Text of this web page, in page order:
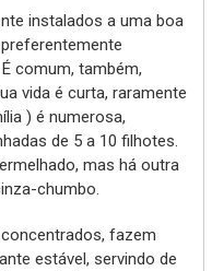
instalados a uma boa
comum, também,
vida é curta, raramente
) é numerosa,
de 5 a 10 filhotes.
mas há outra
chumbo.
fazem
estável, servindo de